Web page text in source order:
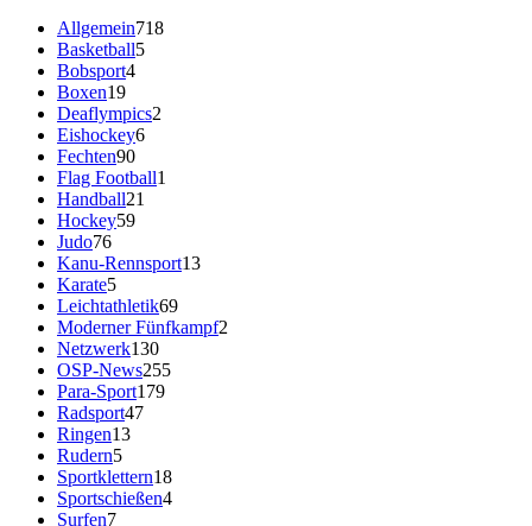
Allgemein718
Basketball5
Bobsport4
Boxen19
Deaflympics2
Eishockey6
Fechten90
Flag Football1
Handball21
Hockey59
Judo76
Kanu-Rennsport13
Karate5
Leichtathletik69
Moderner Fünfkampf2
Netzwerk130
OSP-News255
Para-Sport179
Radsport47
Ringen13
Rudern5
Sportklettern18
Sportschießen4
Surfen7